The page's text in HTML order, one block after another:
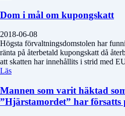
Dom i mål om kupongskatt
2018-06-08
Högsta förvaltningsdomstolen har
ränta på återbetald kupongskatt då
att skatten har innehållits i strid med
Läs
Mannen som varit häktad
”Hjärstamordet” har försatts